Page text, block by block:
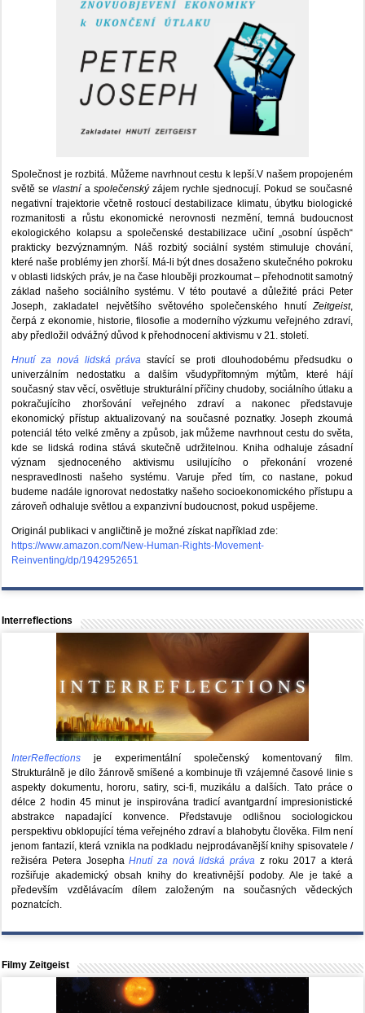
Společnost je rozbitá. Můžeme navrhnout cestu k lepší.V našem propojeném
světě sevlastní a společenskýzájem rychle sjednocují. Pokud se současné
negativní trajektorie včetně rostoucí destabilizace klimatu, úbytku biologické
rozmanitosti a růstu ekonomické nerovnosti nezmění, temná budoucnost
ekologického kolapsu a společenské destabilizace učiní „osobní úspěch“
prakticky bezvýznamným. Náš rozbitý sociální systém stimuluje chování,
které naše problémy jen zhorší. Má-li být dnes dosaženo skutečného pokroku
v oblasti lidských práv, je na čase hlouběji prozkoumat – přehodnotit samotný
základ našeho sociálního systému. V této poutavé a důležité práci Peter
Joseph, zakladatel největšího světového společenského hnutíZeitgeist,
čerpá z ekonomie, historie, filosofie a moderního výzkumu veřejného zdraví,
aby předložil odvážný důvod k přehodnocení aktivismu v 21. století.
Hnutí za nová lidská práva stavící se proti dlouhodobému předsudku o
univerzálním nedostatku a dalším všudypřítomným mýtům, které hájí
současný stav věcí, osvětluje strukturální příčiny chudoby, sociálního útlaku a
pokračujícího zhoršování veřejného zdraví a nakonec představuje
ekonomický přístup aktualizovaný na současné poznatky. Joseph zkoumá
potenciál této velké změny a způsob, jak můžeme navrhnout cestu do světa,
kde se lidská rodina stává skutečně udržitelnou. Kniha odhaluje zásadní
význam sjednoceného aktivismu usilujícího o překonání vrozené
nespravedlnosti našeho systému. Varuje před tím, co nastane, pokud
budeme nadále ignorovat nedostatky našeho socioekonomického přístupu a
zároveň odhaluje světlou a expanzivní budoucnost, pokud uspějeme.
Originál publikaci v angličtině je možné získat například zde:
https://www.amazon.com/New-Human-Rights-Movement-
Reinventing/dp/1942952651
Interreflections
InterReflections je experimentální společenský komentovaný film.
Strukturálně je dílo žánrově smíšené a kombinuje tři vzájemné časové linie s
aspekty dokumentu, hororu, satiry, sci-fi, muzikálu a dalších. Tato práce o
délce 2 hodin 45 minut je inspirována tradicí avantgardní impresionistické
abstrakce napadající konvence. Představuje odlišnou sociologickou
perspektivu obklopující téma veřejného zdraví a blahobytu člověka. Film není
jenom fantazií, která vznikla na podkladu nejprodávanější knihy spisovatele /
režiséra Petera JosephaHnutí za nová lidská právaz roku 2017 a která
rozšiřuje akademický obsah knihy do kreativnější podoby. Ale je také a
především vzdělávacím dílem založeným na současných vědeckých
poznatcích.
Filmy Zeitgeist